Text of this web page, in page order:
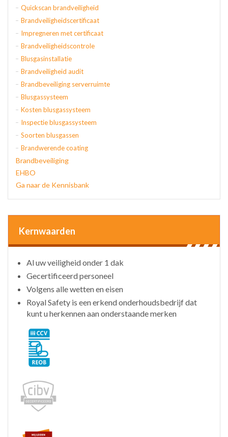
Quickscan brandveiligheid
Brandveiligheidscertificaat
Impregneren met certificaat
Brandveiligheidscontrole
Blusgasinstallatie
Brandveiligheid audit
Brandbeveiliging serverruimte
Blusgassysteem
Kosten blusgassysteem
Inspectie blusgassysteem
Soorten blusgassen
Brandwerende coating
Brandbeveiliging
EHBO
Ga naar de Kennisbank
Kernwaarden
Al uw veiligheid onder 1 dak
Gecertificeerd personeel
Volgens alle wetten en eisen
Royal Safety is een erkend onderhoudsbedrijf dat
kunt u herkennen aan onderstaande merken